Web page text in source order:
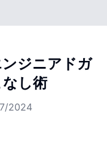
ジニアドガ
し術
2024